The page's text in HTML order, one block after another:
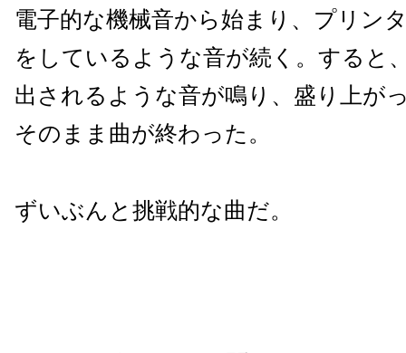
電子的な機械音から始まり、プリン
をしているような音が続く。すると
出されるような音が鳴り、盛り上が
そのまま曲が終わった。
ずいぶんと挑戦的な曲だ。